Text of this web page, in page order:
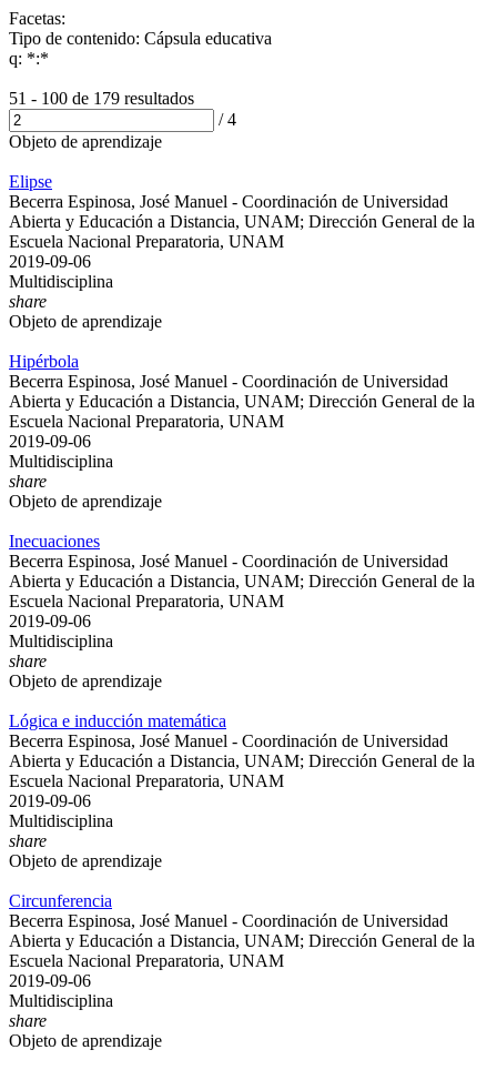
Facetas:
Tipo de contenido: Cápsula educativa
q: *:*
51 - 100 de 179 resultados
/4
Objeto de aprendizaje
Elipse
Becerra Espinosa, José Manuel - Coordinación de Universidad
Abierta y Educación a Distancia, UNAM; Dirección General de la
Escuela Nacional Preparatoria, UNAM
2019-09-06
Multidisciplina
share
Objeto de aprendizaje
Hipérbola
Becerra Espinosa, José Manuel - Coordinación de Universidad
Abierta y Educación a Distancia, UNAM; Dirección General de la
Escuela Nacional Preparatoria, UNAM
2019-09-06
Multidisciplina
share
Objeto de aprendizaje
Inecuaciones
Becerra Espinosa, José Manuel - Coordinación de Universidad
Abierta y Educación a Distancia, UNAM; Dirección General de la
Escuela Nacional Preparatoria, UNAM
2019-09-06
Multidisciplina
share
Objeto de aprendizaje
Lógica e inducción matemática
Becerra Espinosa, José Manuel - Coordinación de Universidad
Abierta y Educación a Distancia, UNAM; Dirección General de la
Escuela Nacional Preparatoria, UNAM
2019-09-06
Multidisciplina
share
Objeto de aprendizaje
Circunferencia
Becerra Espinosa, José Manuel - Coordinación de Universidad
Abierta y Educación a Distancia, UNAM; Dirección General de la
Escuela Nacional Preparatoria, UNAM
2019-09-06
Multidisciplina
share
Objeto de aprendizaje